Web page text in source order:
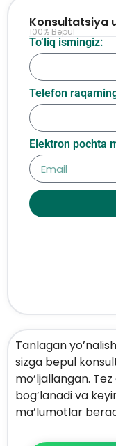
Tanlagan
sizga bepul
mo’ljallangan.
bog’lanadi va
ma’lumotlar
To‘liq ismingiz:
Telefon
Elektron pochta
Konsultatsiya
100% Bepul